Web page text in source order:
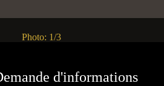
d'informations